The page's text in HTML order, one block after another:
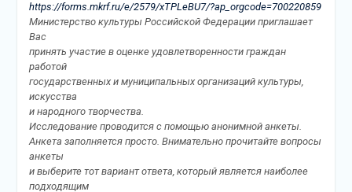
https://forms.mkrf.ru/e/2579/xTPLeBU7/?ap_orgcode=700220859
Министерство культуры Российской Федерации приглашает
Вас
принять участие в оценке удовлетворенности граждан
работой
государственных и муниципальных организаций культуры,
искусства
и народного творчества.
Исследование проводится с помощью анонимной анкеты.
Анкета заполняется просто. Внимательно прочитайте вопросы
анкеты
и выберите тот вариант ответа, который является наиболее
подходящим